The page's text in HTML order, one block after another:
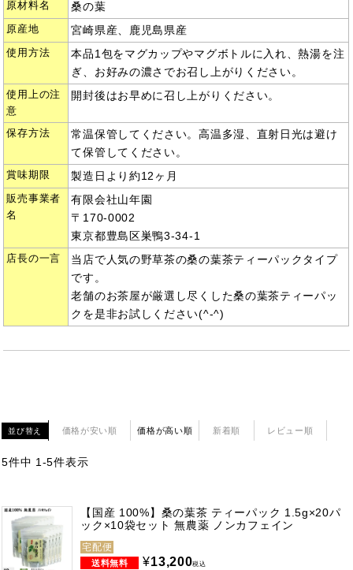
原材料名 桑の葉
原産地 宮崎県産、鹿児島県産
使用方法
本品1包をマグカップやマグボトルに入れ、熱湯を注
ぎ、お好みの濃さでお召し上がりください。
使用上の注
意
開封後はお早めに召し上がりください。
保存方法
常温保管してください。高温多湿、直射日光は避け
て保管してください。
賞味期限 製造日より約12ヶ月
販売事業者
名
有限会社山年園
〒170-0002
東京都豊島区巣鴨3-34-1
店長の一言
当店で人気の野草茶の桑の葉茶ティーパックタイプ
です。
老舗のお茶屋が厳選し尽くした桑の葉茶ティーパッ
クを是非お試しください(^-^)
並び替え 価格が安い順 価格が高い順 新着順 レビュー順
5件中 1-5件表示
【国産 100%】桑の葉茶 ティーパック 1.5g×20パ
ック×10袋セット 無農薬 ノンカフェイン
宅配便
¥13,200税込